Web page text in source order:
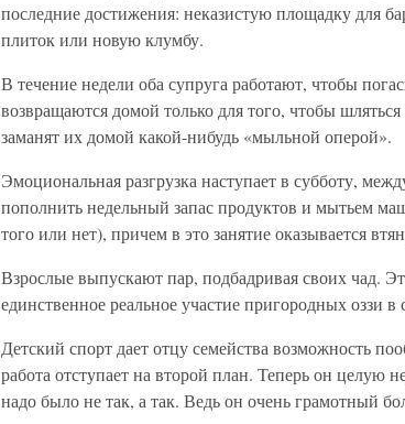
последние достижения: неказистую площадку для
плиток или новую клумбу.
В течение недели оба супруга работают, чтобы
возвращаются домой только для того, чтобы
заманят их домой какой-нибудь «мыльной оперой».
Эмоциональная разгрузка наступает в субботу,
пополнить недельный запас продуктов и мытьем
того или нет), причем в это занятие оказывается
Взрослые выпускают пар, подбадривая своих чад.
единственное реальное участие пригородных оззи
Детский спорт дает отцу семейства возможность
работа отступает на второй план. Теперь он целую
надо было не так, а так. Ведь он очень грамотный